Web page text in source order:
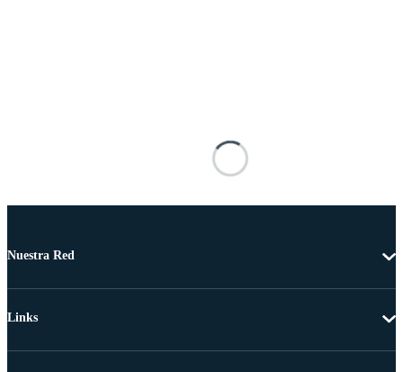
Nuestra Red
Links